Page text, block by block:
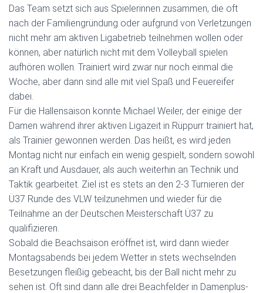
Das Team setzt sich aus Spielerinnen zusammen, die oft
nach der Familiengründung oder aufgrund von Verletzungen
nicht mehr am aktiven Ligabetrieb teilnehmen wollen oder
können, aber natürlich nicht mit dem Volleyball spielen
aufhören wollen. Trainiert wird zwar nur noch einmal die
Woche, aber dann sind alle mit viel Spaß und Feuereifer
dabei.
Für die Hallensaison konnte Michael Weiler, der einige der
Damen während ihrer aktiven Ligazeit in Rüppurr trainiert hat,
als Trainier gewonnen werden. Das heißt, es wird jeden
Montag nicht nur einfach ein wenig gespielt, sondern sowohl
an Kraft und Ausdauer, als auch weiterhin an Technik und
Taktik gearbeitet. Ziel ist es stets an den 2-3 Turnieren der
Ü37 Runde des VLW teilzunehmen und wieder für die
Teilnahme an der Deutschen Meisterschaft Ü37 zu
qualifizieren.
Sobald die Beachsaison eröffnet ist, wird dann wieder
Montagsabends bei jedem Wetter in stets wechselnden
Besetzungen fleißig gebeacht, bis der Ball nicht mehr zu
sehen ist. Oft sind dann alle drei Beachfelder in Damenplus-